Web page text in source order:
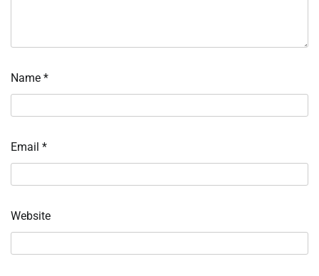
Name *
Email *
Website